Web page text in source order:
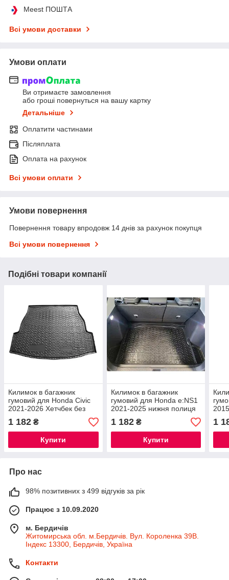
Meest ПОШТА
Всі умови доставки
Умови оплати
Ви отримаєте замовлення
або гроші повернуться на вашу картку
Детальніше
Оплатити частинами
Післяплата
Оплата на рахунок
Всі умови оплати
Умови повернення
Повернення товару впродовж 14 днів за рахунок покупця
Всі умови повернення
Подібні товари компанії
Килимок в багажник
гумовий для Honda Civic
2021-2026 Хетчбек без
сабвуфера / Хонда Цівік
автогум килимки
1 182 ₴
Купити
Килимок в багажник
гумовий для Honda e:NS1
2021-2025 нижня полиця
без сабвуфера / Хонда
енс1 автогум
1 182₴
Купити
1
Про нас
98% позитивних з 499 відгуків за рік
Працює з 10.09.2020
м. Бердичів
Житомирська обл. м.Бердичів. Вул. Короленка 39В.
Індекс 13300, Бердичів, Україна
Контакти